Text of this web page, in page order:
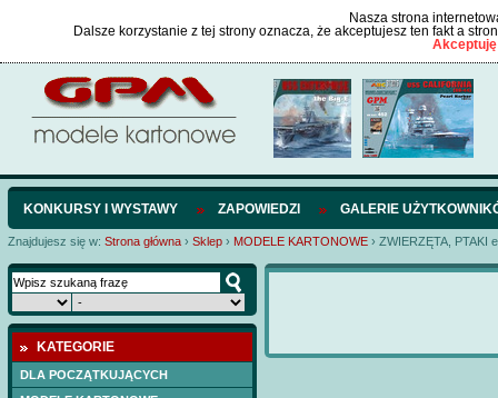
Nasza strona
Dalsze korzystanie z tej strony oznacza, że akceptujesz ten fakt a
KONKURSY I WYSTAWY ZAPOWIEDZI GALERIE
Znajdujesz się w: Strona główna › Sklep › MODELE KARTONOWE › ZWIERZĘTA, PTAKI
KATEGORIE
DLA POCZĄTKUJĄCYCH